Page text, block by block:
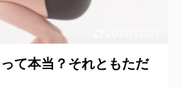
て本当？それともただ